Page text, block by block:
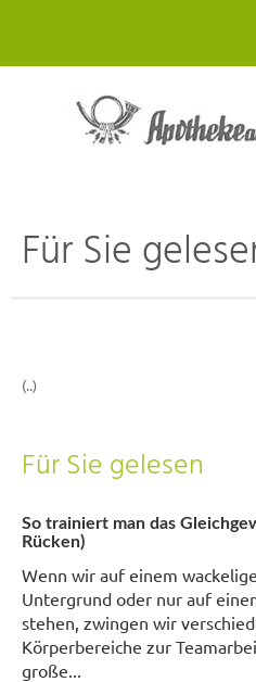
Für Sie
(..)
Für Sie gelesen
So trainiert man das
Rücken)
Wenn wir auf einem
Untergrund oder nur auf
stehen, zwingen wir
Körperbereiche zur
große...